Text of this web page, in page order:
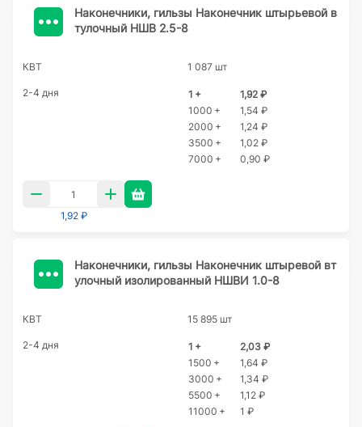
Наконечники, гильзы Наконечник штырьевой в
тулочный НШВ 2.5-8
КВТ 1 087 шт
2-4 дня 1 +
1,92 ₽
1000 +
1,54 ₽
2000 +
1,24 ₽
3500 +
1,02 ₽
7000 +
0,90 ₽
1,92 ₽
Наконечники, гильзы Наконечник штыревой вт
улочный изолированный НШВИ 1.0-8
КВТ 15 895 шт
2-4 дня 1 +
2,03 ₽
1500 +
1,64 ₽
3000 +
1,34 ₽
5500 +
1,12 ₽
11000 +
1 ₽